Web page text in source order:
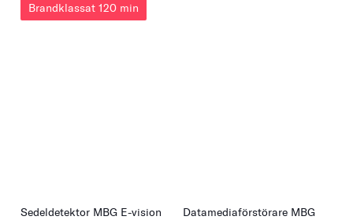
Brandklassat 120 min
Sedeldetektor MBG E-vision
Datamediaförstörare MBG